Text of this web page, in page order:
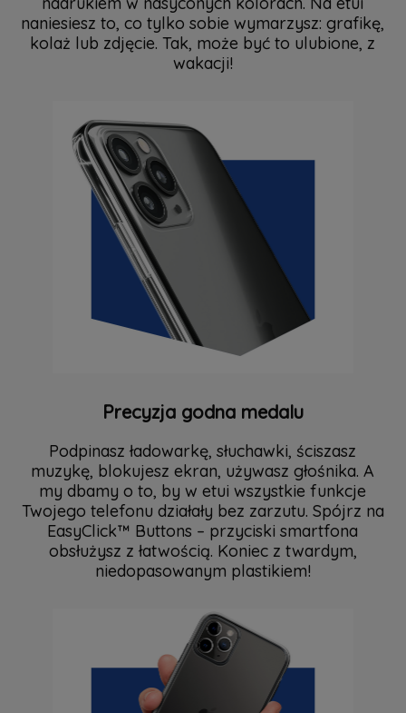
naniesiesz to, co tylko sobie wymarzysz: grafikę,
kolaż lub zdjęcie. Tak, może być to ulubione, z
wakacji!
Precyzja godna medalu
Podpinasz ładowarkę, słuchawki, ściszasz
muzykę, blokujesz ekran, używasz głośnika. A
my dbamy o to, by w etui wszystkie funkcje
Twojego telefonu działały bez zarzutu. Spójrz na
EasyClick™ Buttons – przyciski smartfona
obsłużysz z łatwością. Koniec z twardym,
niedopasowanym plastikiem!